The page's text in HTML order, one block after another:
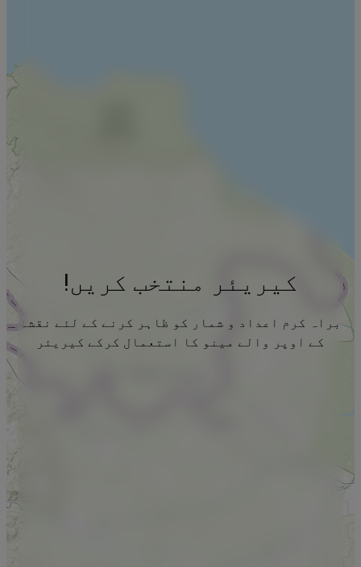
کیریئر منتخب کریں!
براہ کرم اعداد و شمار کو ظاہر کرنے کے لئے نقشہ
کے اوپر والے مینو کا استعمال کرکے کیریئر